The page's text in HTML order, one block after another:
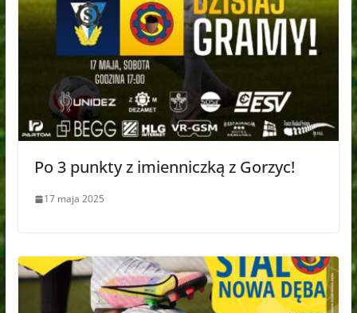
Po 3 punkty z imienniczką z Gorzyc!
17 maja 2025